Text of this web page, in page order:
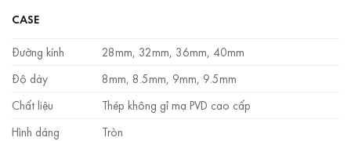
CASE
Đường kính
28mm, 32mm, 36mm, 40mm
Độ dày
8mm, 8.5mm, 9mm, 9.5mm
Chất liệu
Thép không gỉ mạ PVD cao cấp
Hình dáng
Tròn